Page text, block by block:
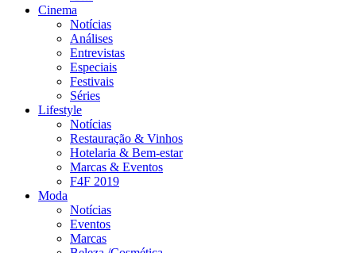
Cinema
Notícias
Análises
Entrevistas
Especiais
Festivais
Séries
Lifestyle
Notícias
Restauração & Vinhos
Hotelaria & Bem-estar
Marcas & Eventos
F4F 2019
Moda
Notícias
Eventos
Marcas